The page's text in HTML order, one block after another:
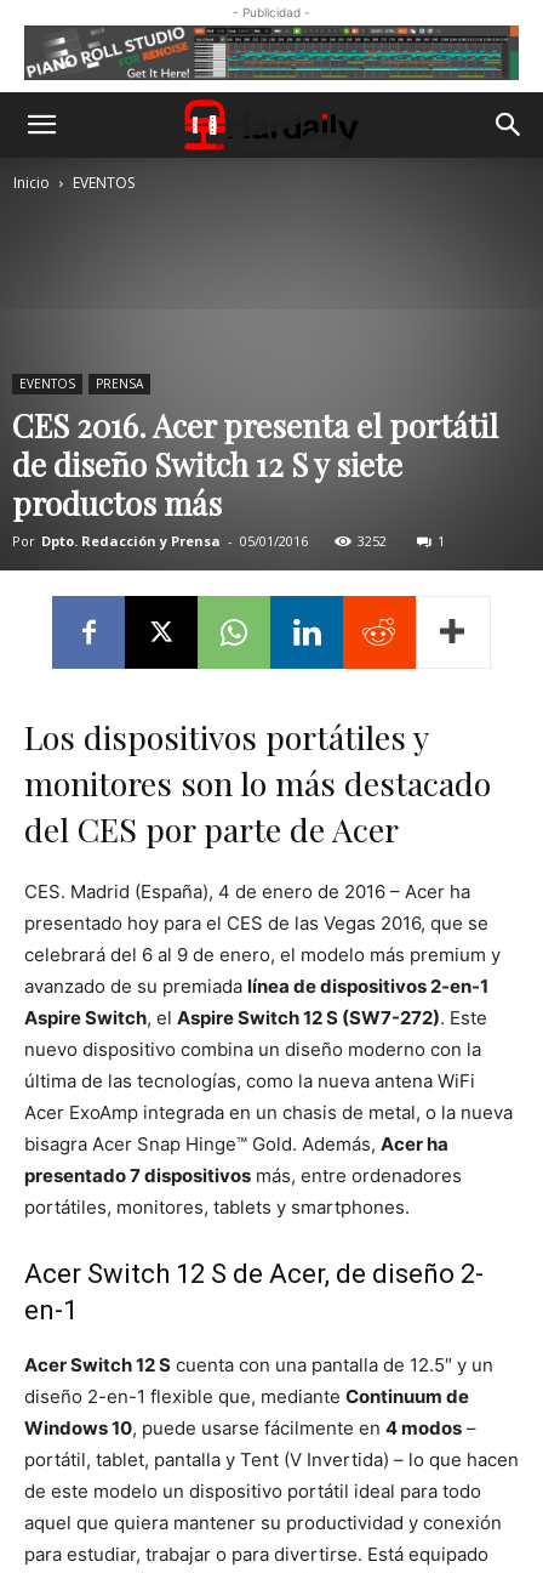
- Publicidad -
Inicio EVENTOS
EVENTOS PRENSA
CES 2016. Acer presenta el portátil
de diseño Switch 12 S y siete
productos más
Por Dpto. Redacción y Prensa - 05/01/2016 3252 1
Los dispositivos portátiles y
monitores son lo más destacado
del CES por parte de Acer
CES. Madrid (España), 4 de enero de 2016 – Acer ha
presentado hoy para el CES de las Vegas 2016, que se
celebrará del 6 al 9 de enero, el modelo más premium y
avanzado de su premiada línea de dispositivos 2-en-1
Aspire Switch, el Aspire Switch 12 S (SW7-272). Este
nuevo dispositivo combina un diseño moderno con la
última de las tecnologías, como la nueva antena WiFi
Acer ExoAmp integrada en un chasis de metal, o la nueva
bisagra Acer Snap Hinge™ Gold. Además, Acer ha
presentado 7 dispositivos más, entre ordenadores
portátiles, monitores, tablets y smartphones.
Acer Switch 12 S de Acer, de diseño 2-
en-1
Acer Switch 12 S cuenta con una pantalla de 12.5″ y un
diseño 2-en-1 flexible que, mediante Continuum de
Windows 10, puede usarse fácilmente en 4 modos –
portátil, tablet, pantalla y Tent (V Invertida) – lo que hacen
de este modelo un dispositivo portátil ideal para todo
aquel que quiera mantener su productividad y conexión
para estudiar, trabajar o para divertirse. Está equipado